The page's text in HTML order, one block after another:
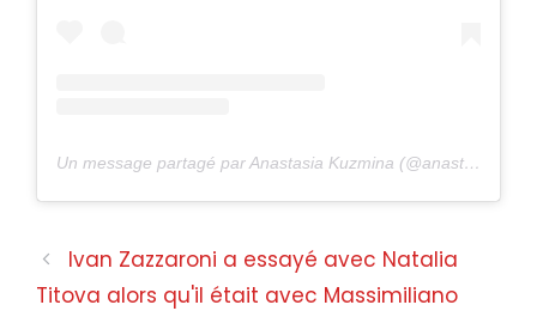
Un message partagé par Anastasia Kuzmina (@anastasia__kuzmina)
Navigation
des
Ivan Zazzaroni a essayé avec Natalia
Titova alors qu'il était avec Massimiliano